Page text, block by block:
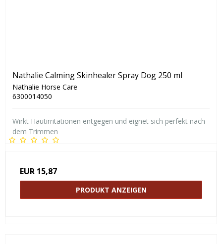
Nathalie Calming Skinhealer Spray Dog 250 ml
Nathalie Horse Care
6300014050
Wirkt Hautirritationen entgegen und eignet sich perfekt nach
dem Trimmen
EUR 15,87
PRODUKT ANZEIGEN